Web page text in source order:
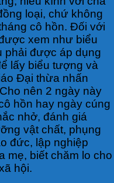
loại, chứ không
cô hồn. Đối với
xem như biểu
phải được áp dụng
lấy biểu tượng và
Đại thừa nhấn
nên 2 ngày này
hồn hay ngày cúng
nhở, đánh giá
vật chất, phụng
đức, lập nghiệp
mẹ, biết chăm lo cho
hội.